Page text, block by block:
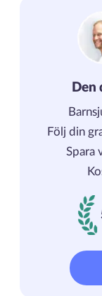
Den
Följ din
Spara